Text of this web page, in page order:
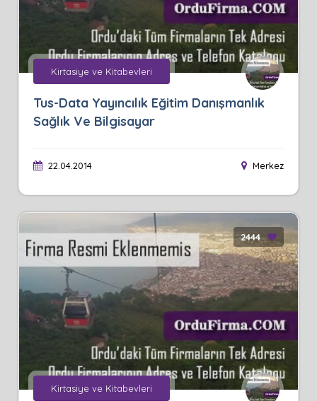
Kirtasiye ve Kitabevleri
Tus-Data Yayıncılık Eğitim Danışmanlık
Sağlık Ve Bilgisayar
22.04.2014 Merkez
2444
Kirtasiye ve Kitabevleri